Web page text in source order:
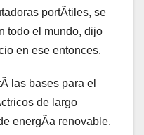
portÃtiles, se
todo el mundo, dijo
en ese entonces.
las bases para el
de largo
energÃa renovable.